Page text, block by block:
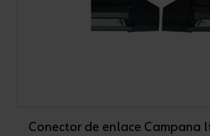
Conector de enlace Campana